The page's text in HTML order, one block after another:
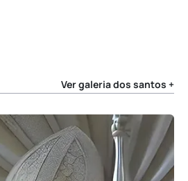
Ver galeria dos santos +